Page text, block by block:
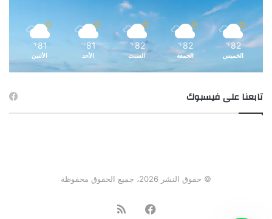
82
℉
الخميس
82
℉
الجمعة
82
℉
السبت
81
℉
الأحد
81
℉
الأثنين
تابعنا على فيسبوك
© حقوق النشر 2026، جميع الحقوق محفوظة
فيسبوكملخص